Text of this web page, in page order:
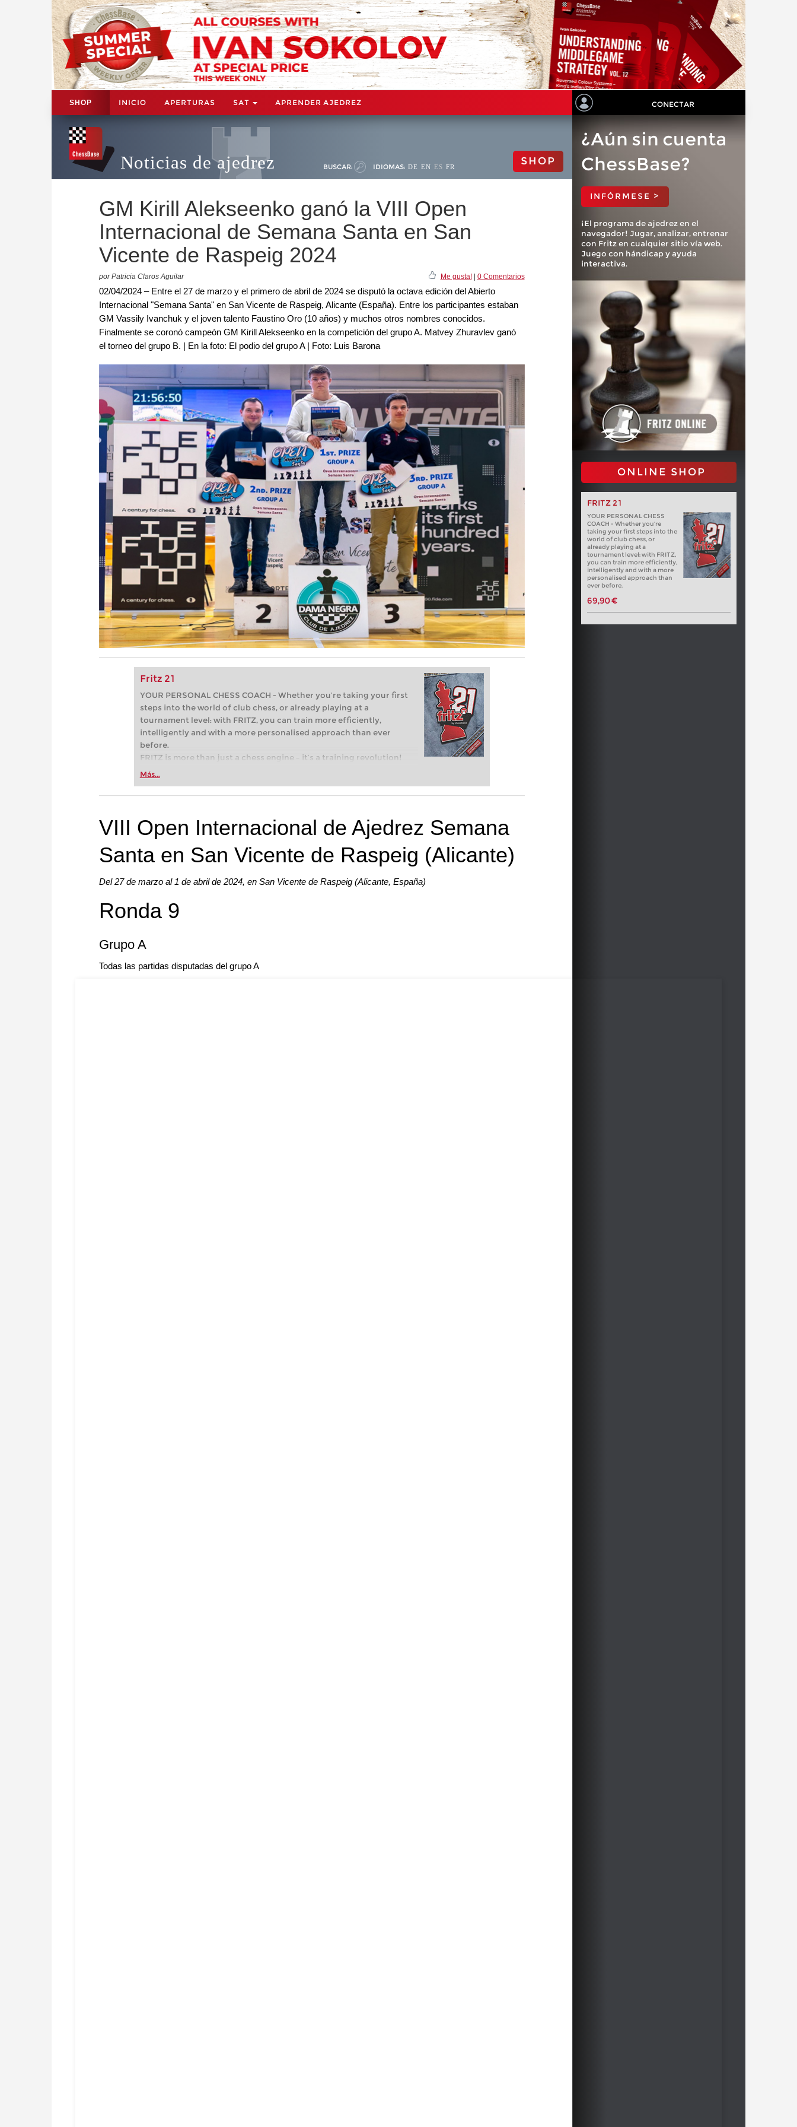
SHOP INICIO APERTURAS SAT APRENDER AJEDREZ CONECTAR
Noticias de ajedrez BUSCAR: IDIOMAS: DE EN ES FR SHOP
GM Kirill Alekseenko ganó la VIII Open
Internacional de Semana Santa en San
Vicente de Raspeig 2024
por Patricia Claros Aguilar Me gusta!| 0 Comentarios
02/04/2024 – Entre el 27 de marzo y el primero de abril de 2024 se disputó la octava edición del Abierto
Internacional "Semana Santa" en San Vicente de Raspeig, Alicante (España). Entre los participantes estaban
GM Vassily Ivanchuk y el joven talento Faustino Oro (10 años) y muchos otros nombres conocidos.
Finalmente se coronó campeón GM Kirill Alekseenko en la competición del grupo A. Matvey Zhuravlev ganó
el torneo del grupo B. | En la foto: El podio del grupo A | Foto: Luis Barona
Fritz 21
YOUR PERSONAL CHESS COACH - Whether you’re taking your first
steps into the world of club chess, or already playing at a
tournament level: with FRITZ, you can train more efficiently,
intelligently and with a more personalised approach than ever
before.
FRITZ is more than just a chess engine – it’s a training revolution!
Whether you’re taking your first steps into the world of club chess,
more efficiently, intelligently and with a more personalised
Más...
¿Aún sin cuenta
ChessBase?
INFÓRMESE >
¡El programa de ajedrez en el
navegador! Jugar, analizar, entrenar
con Fritz en cualquier sitio vía web.
Juego con hándicap y ayuda
interactiva.
ONLINE SHOP
FRITZ 21
YOUR PERSONAL CHESS
COACH - Whether you’re
taking your first steps into the
world of club chess, or
already playing at a
tournament level: with FRITZ,
you can train more efficiently,
intelligently and with a more
personalised approach than
ever before.
69,90 €
VIII Open Internacional de Ajedrez Semana
Santa en San Vicente de Raspeig (Alicante)
Del 27 de marzo al 1 de abril de 2024, en San Vicente de Raspeig (Alicante, España)
Ronda 9
Grupo A
Todas las partidas disputadas del grupo A